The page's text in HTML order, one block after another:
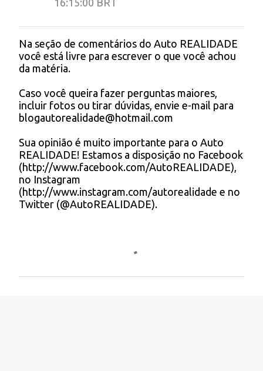
o
s
16:15:00 BRT
P
o
s
a
r
u
c
o
m
e
n
t
Na seção de comentários do Auto REALIDADE
você está livre para escrever o que você achou
da matéria.
Caso você queira fazer perguntas maiores,
incluir fotos ou tirar dúvidas, envie e-mail para
blogautorealidade@hotmail.com
Sua opinião é muito importante para o Auto
REALIDADE! Estamos a disposição no Facebook
(http://www.facebook.com/AutoREALIDADE),
no Instagram
(http://www.instagram.com/autorealidade e no
Twitter (@AutoREALIDADE).